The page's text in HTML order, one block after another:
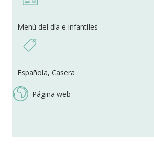
Menú del día e infantiles
Española, Casera
Página web